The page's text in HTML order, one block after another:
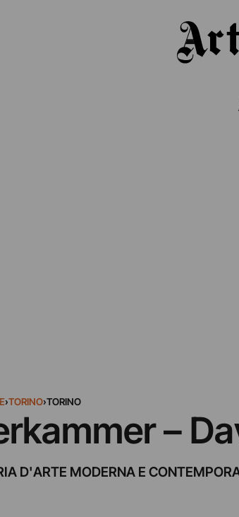
›TORINO›TORINO
–
D'ARTE MODERNA E